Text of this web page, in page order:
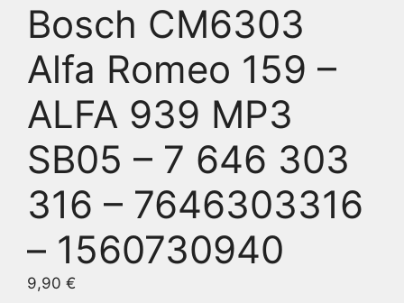
Bosch CM6303
Alfa Romeo 159 –
ALFA 939 MP3
SB05 – 7 646 303
316 – 7646303316
– 1560730940
9,90 €